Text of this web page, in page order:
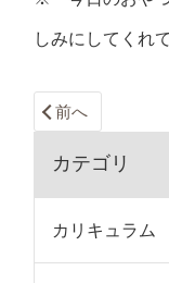
しみにしてくれ
前へ
カテゴリ
カリキュラム